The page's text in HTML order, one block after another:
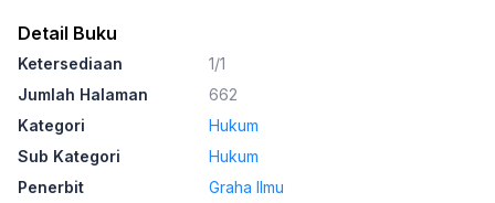
Detail Buku
Ketersediaan
1/1
Jumlah Halaman
662
Kategori
Hukum
Sub Kategori
Hukum
Penerbit
Graha Ilmu